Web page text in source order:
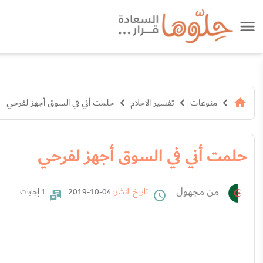
منوعات تفسير الاحلام حلمت أني في السوق أجهز لفرحي
حلمت أني في السوق أجهز لفرحي
من مجهول تاريخ النشر: 1 إجابات